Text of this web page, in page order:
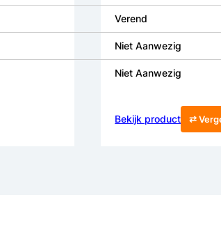
Verend
Niet Aanwezig
Niet Aanwezig
Bekijk product ⇄